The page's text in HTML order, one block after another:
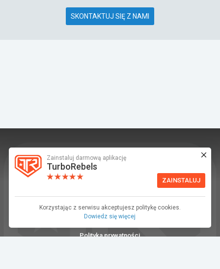
Zainstaluj darmową aplikację
TurboRebels
ZAINSTALUJ
Korzystając z serwisu akceptujesz politykę cookies.
Dowiedz się więcej
SKONTAKTUJ SIĘ Z NAMI
TurboRebels to platforma społecznościowa i
aplikacja mobilna dla fanów motoryzacji.
Regulamin
Polityka prywatności